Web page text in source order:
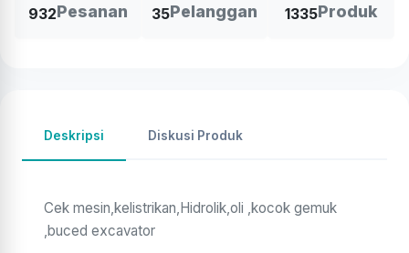
932Pesanan 35Pelanggan 1335Produk
Deskripsi Diskusi Produk
Cek mesin,kelistrikan,Hidrolik,oli ,kocok gemuk
,buced excavator